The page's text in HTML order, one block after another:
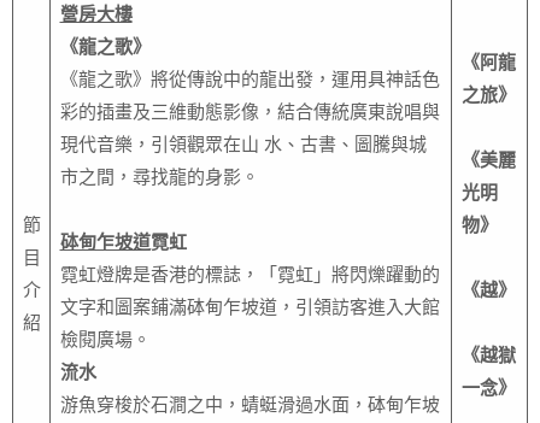
節
目
介
紹
營房大樓
《龍之歌》
《龍之歌》將從傳說中的龍出發，運用具神話色
彩的插畫及三維動態影像，結合傳統廣東說唱與
現代音樂，引領觀眾在山 水、古書、圖騰與城
市之間，尋找龍的身影。
砵甸乍坡道霓虹
霓虹燈牌是香港的標誌，「霓虹」將閃爍躍動的
文字和圖案鋪滿砵甸乍坡道，引領訪客進入大館
檢閱廣場。
流水
游魚穿梭於石澗之中，蜻蜓滑過水面，砵甸乍坡
《阿龍
之旅》
《美麗
光明
物》
《越》
《越獄
一念》